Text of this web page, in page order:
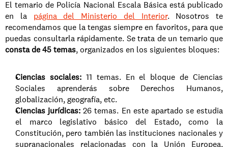
El temario de Policía Nacional Escala Básica está publicado
en la página del Ministerio del Interior. Nosotros te
recomendamos que la tengas siempre en favoritos, para que
puedas consultarla rápidamente. Se trata de un temario que
consta de 45 temas, organizados en los siguientes bloques:
Ciencias sociales: 11 temas. En el bloque de Ciencias
Sociales aprenderás sobre Derechos Humanos,
globalización, geografía, etc.
Ciencias jurídicas: 26 temas. En este apartado se estudia
el marco legislativo básico del Estado, como la
Constitución, pero también las instituciones nacionales y
supranacionales relacionadas con la Unión Europea,